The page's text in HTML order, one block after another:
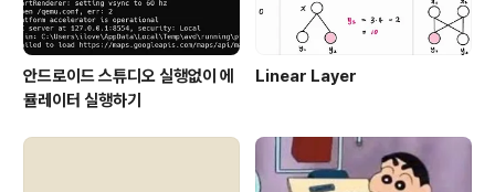
안드로이드 스튜디오 실행없이 에
뮬레이터 실행하기
Linear Layer